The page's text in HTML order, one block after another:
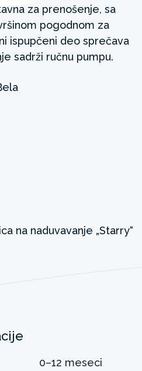
za prenošenje, sa
pogodnom za
ispupčeni deo sprečava
sadrži ručnu pumpu.
0–12 meseci